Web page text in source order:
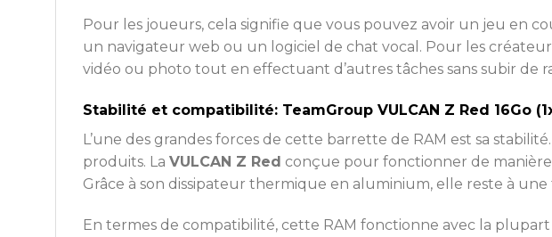
Pour les joueurs, cela signifie que vous pouvez avoir un jeu en
un navigateur web ou un logiciel de chat vocal. Pour les
vidéo ou photo tout en effectuant d’autres tâches sans subir de
Stabilité et compatibilité: TeamGroup VULCAN Z Red 16Go
L’une des grandes forces de cette barrette de RAM est sa stabilité.
produits. La VULCAN Z Red conçue pour fonctionner de
Grâce à son dissipateur thermique en aluminium, elle reste à
En termes de compatibilité, cette RAM fonctionne avec la